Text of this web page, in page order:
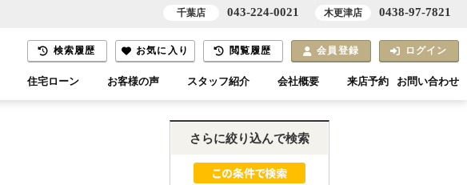
検索履歴 お気に入り 閲覧履歴 会員登録 ログイン
住宅ローン お客様の声 スタッフ紹介 会社概要 来店予約 お問い合わせ
さらに絞り込んで検索
千葉店 043-224-0021 木更津店 0438-97-7821